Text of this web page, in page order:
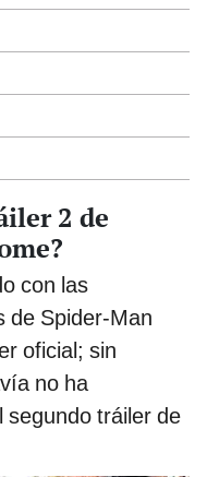
2 de
con las
de Spider-Man
oficial; sin
no ha
segundo tráiler de